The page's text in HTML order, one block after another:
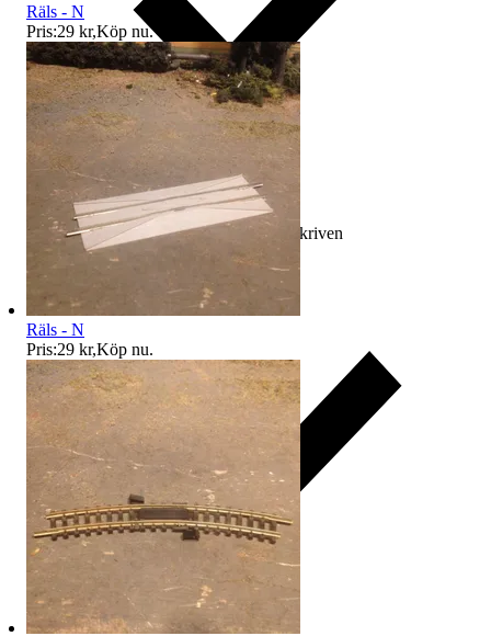
Ersättning om varan inte är som beskriven
Räls - N
Pris:29 kr,Köp nu.
Räls - N
Pris:29 kr,Köp nu.